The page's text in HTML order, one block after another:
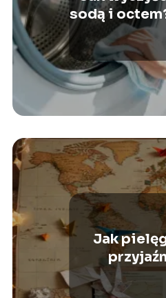
sodą i
krok po
Jak